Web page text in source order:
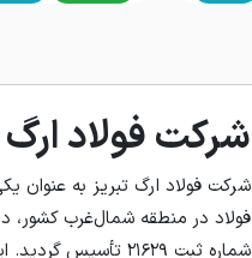
شرکت فولاد ارگ
شرکت فولاد ارگ تبریز به
شماره ثبت ۲۱۶۲۹